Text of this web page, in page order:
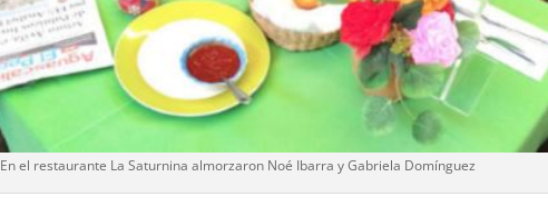
En el restaurante La Saturnina almorzaron Noé Ibarra y Gabriela Domínguez